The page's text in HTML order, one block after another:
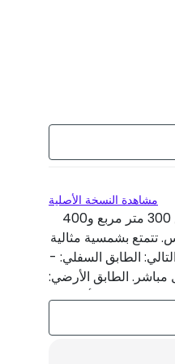
مشاهدة النسخة الأصلية
للبيع - فيلا استثنائية في دربوزا تاماريس. اكتشف هذه الفيلا الاستثنائية بمساحة سكنية تبلغ 300 متر مربع و400
تتمتع بشمسية مثالية
الطابق السفلي: -
الطابق الأرضي:
مثالية لأوقات
غرفتي نوم رئيسيتين بحمام خاص -
مع كاميرات مراقبة -
ممتلكات نادرة،